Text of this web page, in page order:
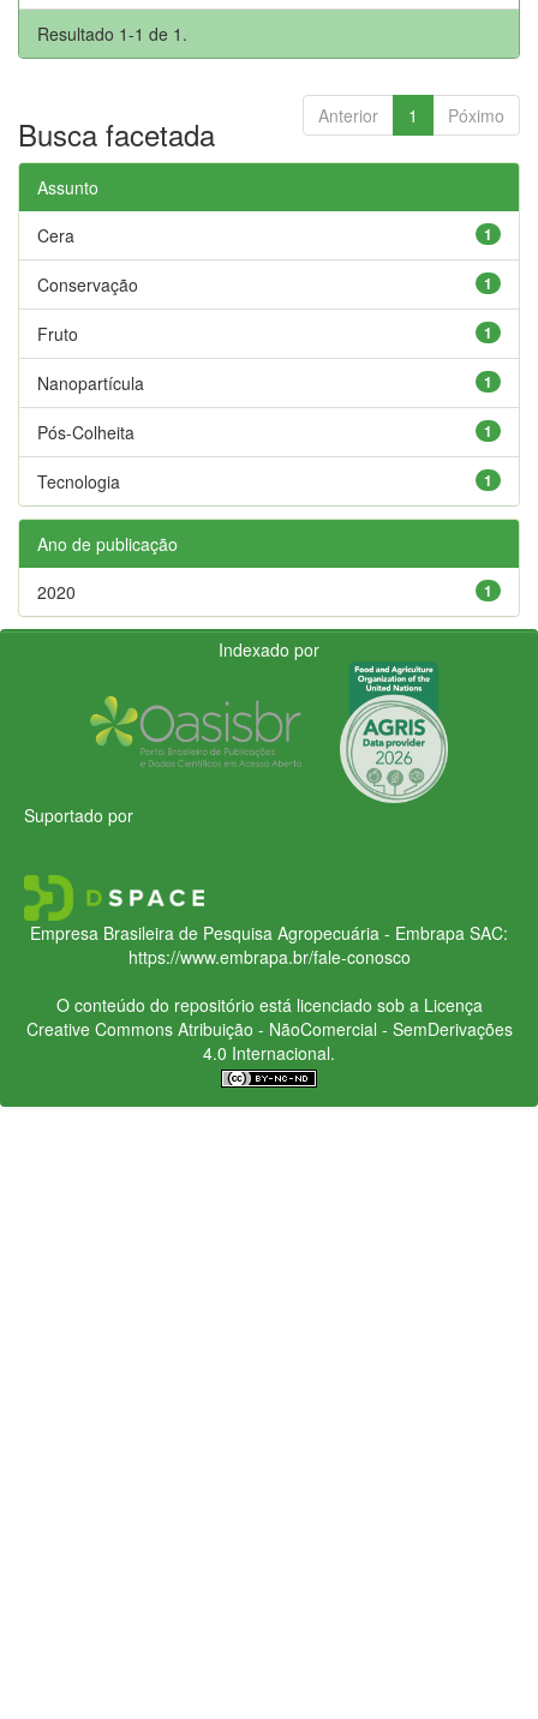
Resultado 1-1 de 1.
Anterior 1 Póximo
Busca facetada
Assunto
1
Cera
1
Conservação
1
Fruto
1
Nanopartícula
1
Pós-Colheita
1
Tecnologia
Ano de publicação
1
2020
Indexado por
Suportado por
Empresa Brasileira de Pesquisa Agropecuária - Embrapa SAC:
https://www.embrapa.br/fale-conosco
O conteúdo do repositório está licenciado sob a Licença
Creative CommonsAtribuição - NãoComercial - SemDerivações
4.0 Internacional.